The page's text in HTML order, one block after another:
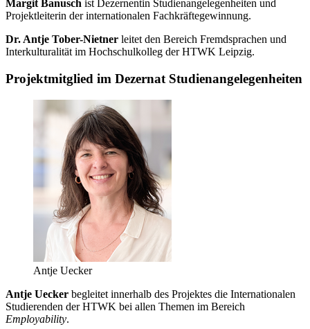
Margit Banusch ist Dezernentin Studienangelegenheiten und
Projektleiterin der internationalen Fachkräftegewinnung.
Dr. Antje Tober-Nietner leitet den Bereich Fremdsprachen und
Interkulturalität im Hochschulkolleg der HTWK Leipzig.
Projektmitglied im Dezernat Studienangelegenheiten
Antje Uecker
Antje Uecker begleitet innerhalb des Projektes die Internationalen
Studierenden der HTWK bei allen Themen im Bereich
Employability.